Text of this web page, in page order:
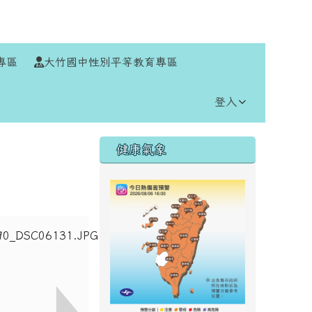
區 大竹國中性別平等教育專區
登入
右邊區域內容
健康氣象